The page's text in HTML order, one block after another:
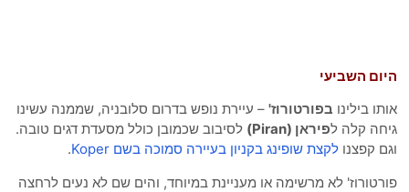
השביעי
בילינובפורטורוז'– עיירת נופש בדרום סלובניה, שממנה עשינו
קלה לפיראן (Piran)
לסיבוב שכמובן כולל מסעדת דגים טובה.
קפצנולקצת שופינג בקניון בעיירה סמוכה בשם Koper
.
לא מרשימה או מעניינת במיוחד, והים שם לא נעים לרחצה